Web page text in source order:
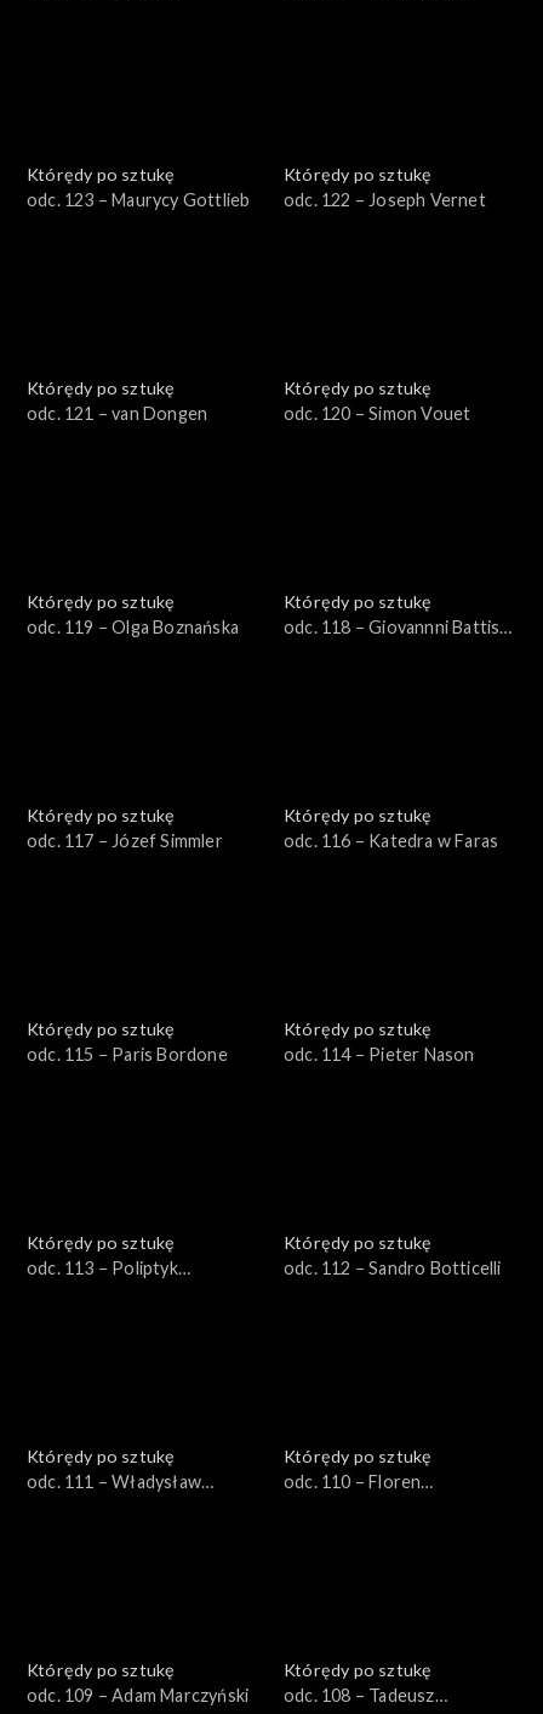
Którędy po sztukę
odc. 123 – Maurycy Gottlieb
Którędy po sztukę
odc. 122 – Joseph Vernet
Którędy po sztukę
odc. 121 – van Dongen
Którędy po sztukę
odc. 120 – Simon Vouet
Którędy po sztukę
odc. 119 − Olga Boznańska
Którędy po sztukę
odc. 118 − Giovannni Battista
Którędy po sztukę
odc. 117 − Józef Simmler
Którędy po sztukę
odc. 116 – Katedra w Faras
Którędy po sztukę
odc. 115 − Paris Bordone
Którędy po sztukę
odc. 114 − Pieter Nason
Którędy po sztukę
odc. 113 − Poliptyk
Którędy po sztukę
odc. 112 − Sandro Botticelli
Którędy po sztukę
odc. 111 – Władysław
Którędy po sztukę
odc. 110 – Floren
Którędy po sztukę
odc. 109 – Adam Marczyński
Którędy po sztukę
odc. 108 – Tadeusz